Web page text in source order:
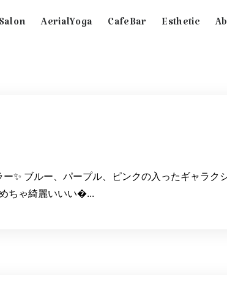
AerialYoga CafeBar Esthetic
✨ ブルー、パープル、ピンクの入ったギャラク
ちゃ綺麗いいい�...